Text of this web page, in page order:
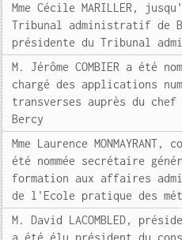
Mme Cécile MARILLER,
Tribunal administratif de
présidente du Tribunal
M. Jérôme COMBIER a été
chargé des applications
transverses auprès du
Bercy
Mme Laurence
été nommée secrétaire
formation aux affaires
de l'Ecole pratique des
M. David LACOMBLED,
a été élu président du